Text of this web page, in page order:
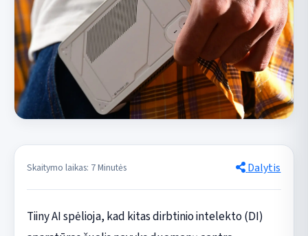
Skaitymo laikas: 7 Minutės Dalytis
Tiiny AI spėlioja, kad kitas dirbtinio intelekto (DI)